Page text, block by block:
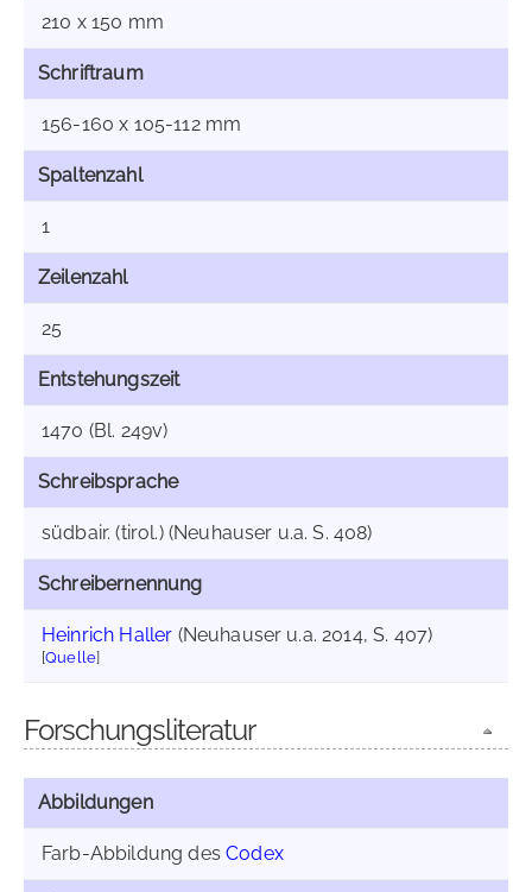
210 x 150 mm
Schriftraum
156-160 x 105-112 mm
Spaltenzahl
1
Zeilenzahl
25
Entstehungszeit
1470 (Bl. 249v)
Schreibsprache
südbair. (tirol.) (Neuhauser u.a. S. 408)
Schreibernennung
Heinrich Haller (Neuhauser u.a. 2014, S. 407)
[Quelle]
Forschungsliteratur
Abbildungen
Farb-Abbildung desCodex